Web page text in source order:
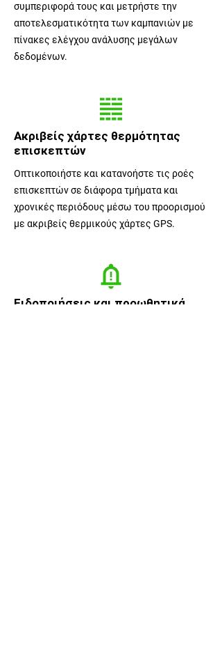
συμπεριφορά τους και μετρήστε την
αποτελεσματικότητα των καμπανιών με
πίνακες ελέγχου ανάλυσης μεγάλων
δεδομένων.
Ακριβείς χάρτες θερμότητας
επισκεπτών
Οπτικοποιήστε και κατανοήστε τις ροές
επισκεπτών σε διάφορα τμήματα και
χρονικές περιόδους μέσω του προορισμού
με ακριβείς θερμικούς χάρτες GPS.
Ειδοποιήσεις και προωθητικά